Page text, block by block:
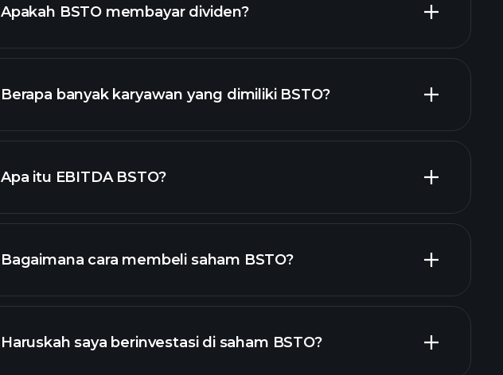
laporan
Apakah BSTO membayar dividen?
Berapa banyak karyawan yang dimiliki BSTO?
Apa itu EBITDA BSTO?
laporan keuangan BSTO
Bagaimana cara membeli saham BSTO?
Haruskah saya berinvestasi di saham BSTO?